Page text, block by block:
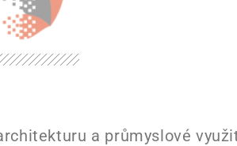
a průmyslové